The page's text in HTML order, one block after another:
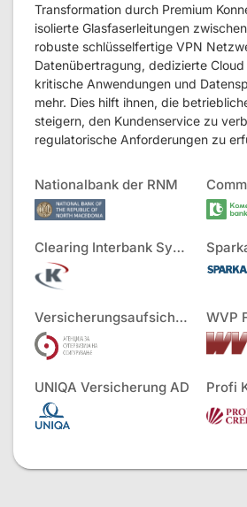
Transformation durch Premium
isolierte Glasfaserleitungen
robuste schlüsselfertige VPN
Datenübertragung, dedizierte
kritische Anwendungen und
mehr. Dies hilft ihnen, die
steigern, den Kundenservice zu
regulatorische Anforderungen zu
Nationalbank der RNM
Clearing Interbank Systems AD
Versicherungsaufsichtsbehörde WVP
UNIQA Versicherung AD Profi